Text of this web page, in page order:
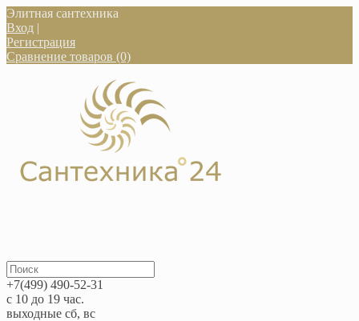
Элитная сантехника
Вход |
Регистрация
Сравнение товаров (0)
+7(499) 490-52-31
с 10 до 19 час.
выходные сб, вс